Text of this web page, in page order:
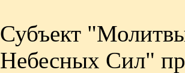
Субъект
Небесных Сил"